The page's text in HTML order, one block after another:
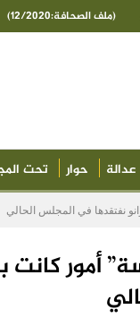
(ملف الصحافة:12/2020)
عدالة حوار تحت
نفتقدها في المجلس الحالي
أمور